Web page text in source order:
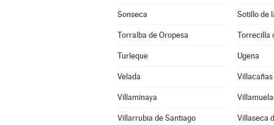
Sonseca Sotillo de
Torralba de Oropesa Torrecilla
Turleque Ugena
Velada Villacañas
Villaminaya
Villarrubia de Santiago Villaseca